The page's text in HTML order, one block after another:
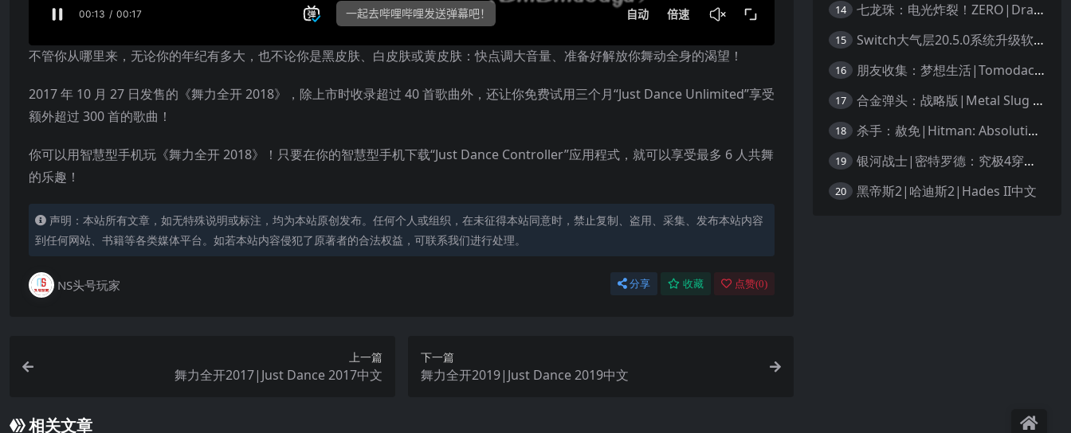
不管你从哪里来，无论你的年纪有多大，也不论你是黑皮肤、白皮肤或黄皮肤：快点调大音量、准备好解放你舞动全身的渴望！
2017 年 10 月 27 日发售的《舞力全开 2018》，除上市时收录超过 40 首歌曲外，还让你免费试用三个月“Just Dance Unlimited”享受
额外超过 300 首的歌曲！
你可以用智慧型手机玩《舞力全开 2018》！只要在你的智慧型手机下载“Just Dance Controller”应用程式，就可以享受最多 6 人共舞
的乐趣！
声明：本站所有文章，如无特殊说明或标注，均为本站原创发布。任何个人或组织，在未征得本站同意时，禁止复制、盗用、采集、发布本站内容
到任何网站、书籍等各类媒体平台。如若本站内容侵犯了原著者的合法权益，可联系我们进行处理。
NS头号玩家 分享 收藏 点赞(0)
上一篇
舞力全开2017|Just Dance 2017中文
下一篇
舞力全开2019|Just Dance 2019中文
相关文章
14 七龙珠：电光炸裂！ZERO|Dragon Ball: Sparking! Zero中文
15 Switch大气层20.5.0系统升级软硬破通用教程
16 朋友收集：梦想生活|Tomodachi Life: Living the Dream中文
17 合金弹头：战略版|Metal Slug Tactics中文
18 杀手：赦免|Hitman: Absolution汉化
19 银河战士|密特罗德：究极4穿越未知|Metroid Prime 4: Beyond中文
20 黑帝斯2|哈迪斯2|Hades II中文